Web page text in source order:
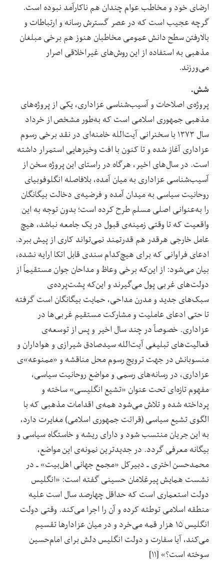
ارضای خود و مخاطب عوام چندان هم ناکارآمد نبوده است.
گرچه عجیب است که در عصر گسترش رسانه و ارتباطات و
بالارفتن سطح دانش عمومی مخاطبان هنوز هم برخی مبلغان
مذهبی به استفاده از این روش‌های غیراخلاقی اصرار
می‌ورزند. ‌
شش.
پروژه‌ی اصلاحات و آسیب‌شناسی عزاداری، یکی از پروژه‌های
مذهبی جمهوری اسلامی است که به‌طور مشخص از خرداد
سال ۱۳۷۳ با سخنرانی آیت‌الله خامنه‌ای در نقد برخی رسوم
عزاداری آغاز شده و تا کنون با افت وخیزهایی استمرار داشته
است. در سال‌های اخیر، هرگاه در راستای این پروژه سخن از
آسیب‌شناسی عزاداری به میان آمده، بلافاصله انگلوفوبیای
روحانیت سیاسی به میدان آمده و فرضیه‌ی دخالت بیگانگان
را به‌عنوانی اصلی مسلم طرح کرده است؛ بدون توجه به این
واقعیت که تا وقتی زمینه‌ی قبول در یک جامعه نباشد، هیچ
عامل خارجی هرقدر هم قدرتمند نمی‌تواند کاری از پیش ببرد.
ادعای فراوانی که برای هیچ‌کدام سندی قابل اتکا ارایه نشده،
بیان می‌شود: از این‌که برخی وعاظ و مداحان جوان مستقیماً از
دولت‌های غربی پول می‌گیرند و این‌که پشت‌پرده‌ی
سبک‌های جدید و مدرن مداحی، حمایت بیگانگان است گرفته
تا حتی ادعای عاملیت و مشارکت مستقیم غربی‌ها در
عزاداری. خصوصاً در چند سال اخیر و پس از توسعه‌ی
فعالیت‌های تبلیغی آیت‌الله سیدصادق شیرازی و هواداران و
منسوبانش در جهت ترویج رسوم محل مناقشه و «ممنوعه»‌ی
عزاداری، در رسانه‌های رسمی و مواضع روحانیت سیاسی،
مفهوم تازه‌ای تحت عنوان «تشیع انگلیسی» ساخته و
پرداخته شده و تلاش می‌شود همه‌ی اقدامات مذهبی که با
الگوی تشیع سیاسی (قرائت جمهوری اسلامی) مغایرت دارد،
به این جریان منتسب شود و دارای ریشه و خاستگاه سیاسی و
بیگانه معرفی گردد. در جدیدترین نمونه‌ی این مواضع،
محمدحسن اختری ـ دبیرکل «مجمع جهانی اهل‌بیت» ـ در
نشست همایش پیرغلامان حسینی گفته است: «انگلیس
دولت استعماری است که حداقل چهارصد سال است علیه
منطقه اسلامی توطئه کرده و آن را اجرا می‌کند. وقتی دولت
انگلیس ۱۵ هزار قمه می‌خرد و در میان عزادارها تقسیم
می‌کند، آیا سفارت و دولت انگلیس دلش برای امام‌حسین
سوخته است؟» [۱۱]